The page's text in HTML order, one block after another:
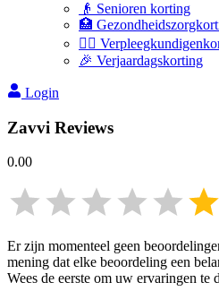
👴 Senioren korting
🏥
👩‍⚕️
🎉 Verjaardagskorting
Login
Zavvi Reviews
0.00
Er zijn momenteel geen
mening dat elke beoordeling een
Wees de eerste om uw ervaringen te